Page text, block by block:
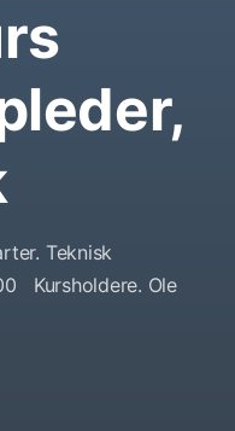
Teknisk
Kursholdere. Ole